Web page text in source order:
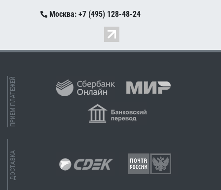
Москва: +7 (495) 128-48-24
ПРИЕМ ПЛАТЕЖЕЙ
ДОСТАВКА